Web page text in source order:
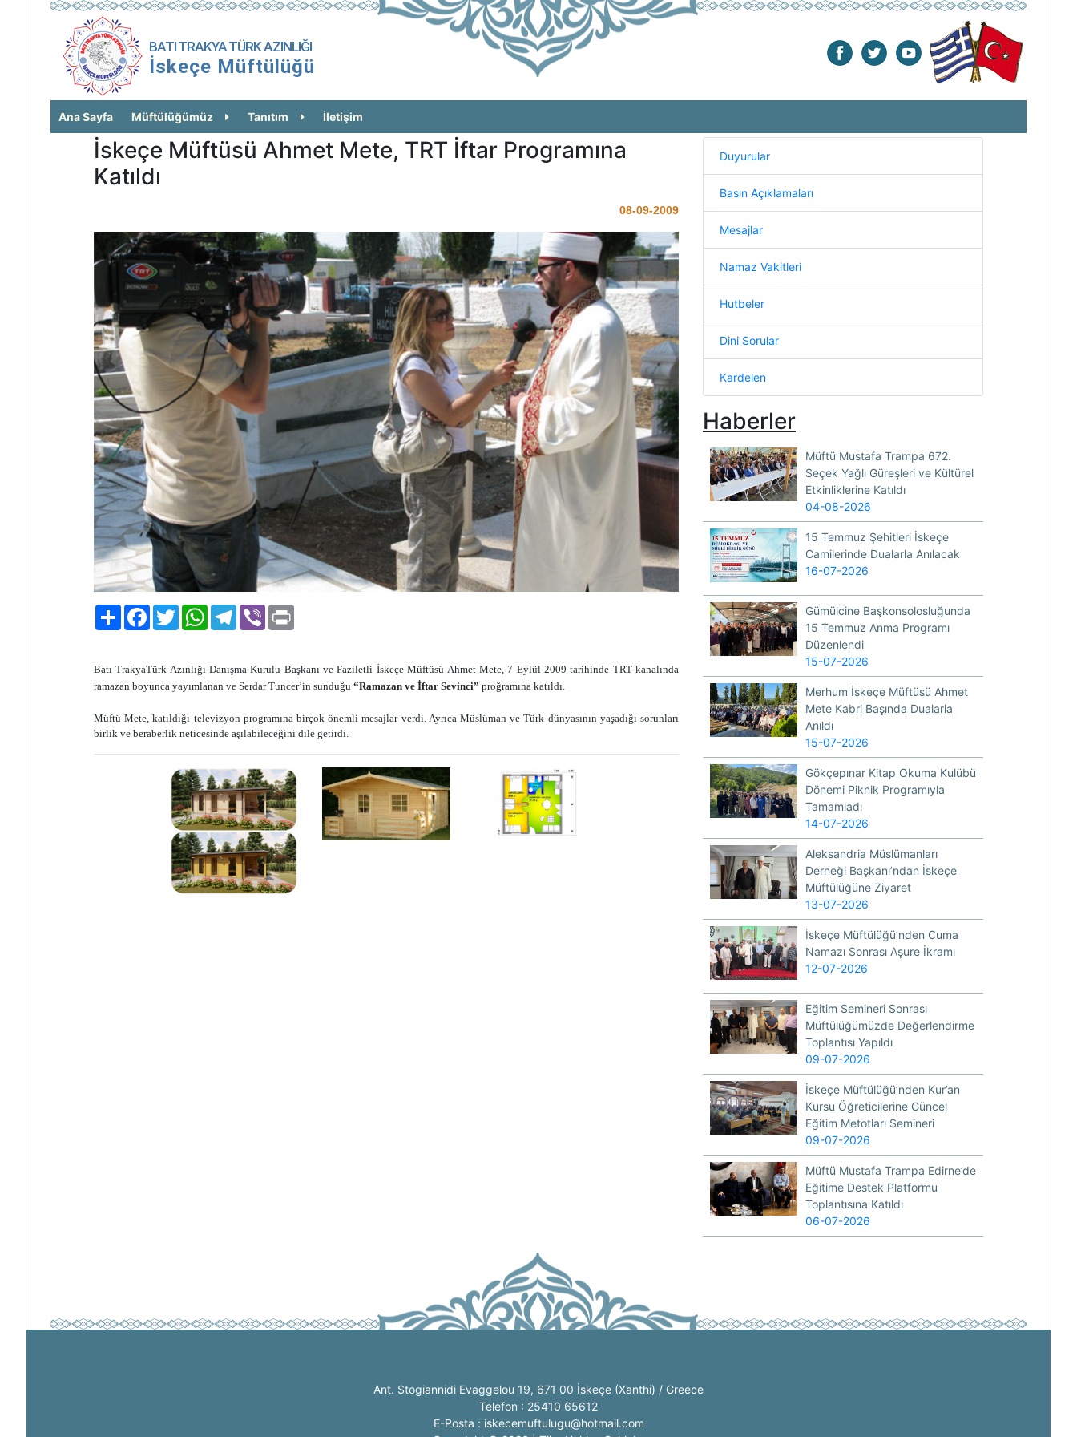
BATI TRAKYA TÜRK AZINLIĞI
İskeçe Müftülüğü
Ana Sayfa Müftülüğümüz Tanıtım İletişim
İskeçe Müftüsü Ahmet Mete, TRT İftar Programına
Katıldı
08-09-2009
PaylaşFacebook
TwitterWhatsAppTelegram
Viber
Batı TrakyaTürk Azınlığı Danışma Kurulu Başkanı ve Faziletli İskeçe Müftüsü Ahmet Mete, 7 Eylül 2009 tarihinde TRT kanalında
ramazan boyunca yayımlanan ve Serdar Tuncer’in sunduğu “Ramazan ve İftar Sevinci” proğramına katıldı.
Müftü Mete, katıldığı televizyon programına birçok önemli mesajlar verdi. Ayrıca Müslüman ve Türk dünyasının yaşadığı sorunları
birlik ve beraberlik neticesinde aşılabileceğini dile getirdi.
Duyurular
Basın Açıklamaları
Mesajlar
Namaz Vakitleri
Hutbeler
Dini Sorular
Kardelen
Haberler
Müftü Mustafa Trampa 672.
Seçek Yağlı Güreşleri ve Kültürel
Etkinliklerine Katıldı
04-08-2026
15 Temmuz Şehitleri İskeçe
Camilerinde Dualarla Anılacak
16-07-2026
Gümülcine Başkonsolosluğunda
15 Temmuz Anma Programı
Düzenlendi
15-07-2026
Merhum İskeçe Müftüsü Ahmet
Mete Kabri Başında Dualarla
Anıldı
15-07-2026
Gökçepınar Kitap Okuma Kulübü
Dönemi Piknik Programıyla
Tamamladı
14-07-2026
Aleksandria Müslümanları
Derneği Başkanı’ndan İskeçe
Müftülüğüne Ziyaret
13-07-2026
İskeçe Müftülüğü’nden Cuma
Namazı Sonrası Aşure İkramı
12-07-2026
Eğitim Semineri Sonrası
Müftülüğümüzde Değerlendirme
Toplantısı Yapıldı
09-07-2026
İskeçe Müftülüğü’nden Kur’an
Kursu Öğreticilerine Güncel
Eğitim Metotları Semineri
09-07-2026
Müftü Mustafa Trampa Edirne’de
Eğitime Destek Platformu
Toplantısına Katıldı
06-07-2026
Ant. Stogiannidi Evaggelou 19, 671 00 İskeçe (Xanthi) / Greece
Telefon : 25410 65612
E-Posta : iskecemuftulugu@hotmail.com